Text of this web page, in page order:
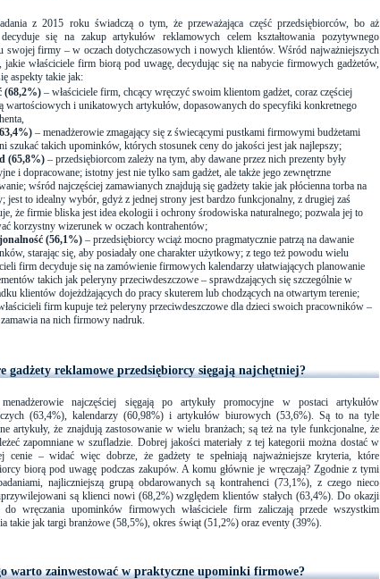
z 2015 roku świadczą o tym, że przeważająca część przedsiębiorców, bo aż
się na zakup artykułów reklamowych celem kształtowania pozytywnego
swojej firmy – w oczach dotychczasowych i nowych klientów. Wśród najważniejszych
jakie właściciele firm biorą pod uwagę, decydując się na nabycie firmowych gadżetów,
aspekty takie jak:
(68,2%) – właściciele firm, chcący wręczyć swoim klientom gadżet, coraz częściej
wartościowych i unikatowych artykułów, dopasowanych do specyfiki konkretnego
– menadżerowie zmagający się z świecącymi pustkami firmowymi budżetami
szukać takich upominków, których stosunek ceny do jakości jest jak najlepszy;
(65,8%) – przedsiębiorcom zależy na tym, aby dawane przez nich prezenty były
i dopracowane; istotny jest nie tylko sam gadżet, ale także jego zewnętrzne
wśród najczęściej zamawianych znajdują się gadżety takie jak płócienna torba na
jest to idealny wybór, gdyż z jednej strony jest bardzo funkcjonalny, z drugiej zaś
że firmie bliska jest idea ekologii i ochrony środowiska naturalnego; pozwala jej to
korzystny wizerunek w oczach kontrahentów;
(56,1%) – przedsiębiorcy wciąż mocno pragmatycznie patrzą na dawanie
starając się, aby posiadały one charakter użytkowy; z tego też powodu wielu
firm decyduje się na zamówienie firmowych kalendarzy ułatwiających planowanie
takich jak peleryny przeciwdeszczowe – sprawdzających się szczególnie w
klientów dojeżdżających do pracy skuterem lub chodzących na otwartym terenie;
firm kupuje też peleryny przeciwdeszczowe dla dzieci swoich pracowników –
na nich firmowy nadruk.
gadżety reklamowe przedsiębiorcy sięgają najchętniej?
najczęściej sięgają po artykuły promocyjne w postaci artykułów
(63,4%), kalendarzy (60,98%) i artykułów biurowych (53,6%). Są to na tyle
artykuły, że znajdują zastosowanie w wielu branżach; są też na tyle funkcjonalne, że
zapomniane w szufladzie. Dobrej jakości materiały z tej kategorii można dostać w
cenie – widać więc dobrze, że gadżety te spełniają najważniejsze kryteria, które
biorą pod uwagę podczas zakupów. A komu głównie je wręczają? Zgodnie z tymi
najliczniejszą grupą obdarowanych są kontrahenci (73,1%), z czego nieco
są klienci nowi (68,2%) względem klientów stałych (63,4%). Do okazji
do wręczania upominków firmowych właściciele firm zaliczają przede wszystkim
takie jak targi branżowe (58,5%), okres świąt (51,2%) oraz eventy (39%).
warto zainwestować w praktyczne upominki firmowe?